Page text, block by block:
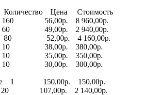
Цена Стоимость
160 56,00р. 8 960,00р.
60 49,00р. 2 940,00р.
80 52,00р. 4 160,00р.
10 38,00р. 380,00р.
10 35,00р. 350,00р.
10 30,00р. 300,00р.
1 150,00р. 150,00р.
107,00р. 2 140,00р.